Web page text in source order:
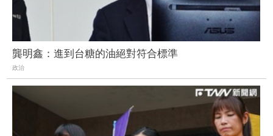
龔明鑫：進到台糖的油絕對符合標準
政治